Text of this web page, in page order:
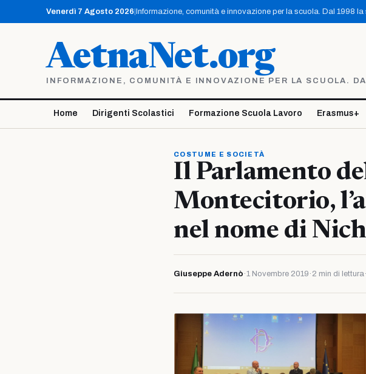
contenuto
Venerdì 7 Agosto 2026 Informazione, comunità e innovazione per la scuola. Dal 1998
AetnaNet.org
INFORMAZIONE, COMUNITÀ E INNOVAZIONE PER LA SCUOLA.
Home Dirigenti Scolastici Formazione Scuola Lavoro Erasmus+
COSTUME E SOCIETÀ
Il Parlamento
Montecitorio,
nel nome di
Giuseppe Adernò ·1 Novembre 2019 · 2 min di lettura·